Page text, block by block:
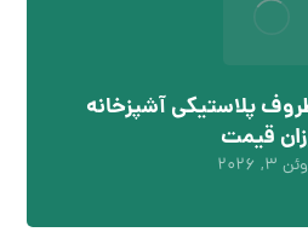
پلاستیکی آشپزخانه
قیمت
۳, ۲۰۲۶